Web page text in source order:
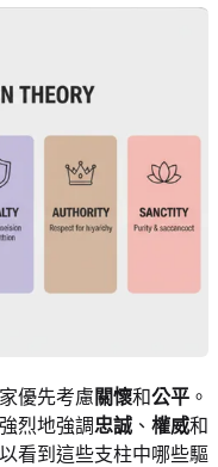
優先考慮 關懷和公平 。
烈地強調忠誠 、 權威和
看到這些支柱中哪些驅